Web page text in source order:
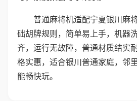
普通麻将机适配宁夏银川麻
础胡牌规则，简单易上手，机器
齐，运行无故障，普通材质结实
格实惠，适合银川普通家庭，邻
能畅快玩。